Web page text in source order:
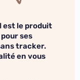
est le produit
ses
tracker.
en vous